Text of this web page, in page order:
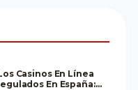
Casinos En Línea
En España: